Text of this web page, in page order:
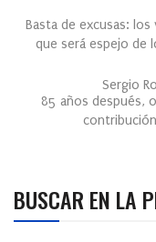
Basta de excusas:
que será espejo de
Sergio
85 años después,
BUSCAR EN LA